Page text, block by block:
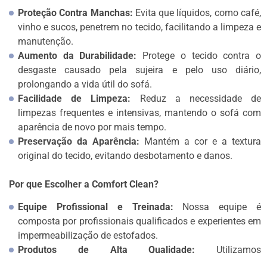
Proteção Contra Manchas: Evita que líquidos, como café,
vinho e sucos, penetrem no tecido, facilitando a limpeza e
manutenção.
Aumento da Durabilidade: Protege o tecido contra o
desgaste causado pela sujeira e pelo uso diário,
prolongando a vida útil do sofá.
Facilidade de Limpeza: Reduz a necessidade de
limpezas frequentes e intensivas, mantendo o sofá com
aparência de novo por mais tempo.
Preservação da Aparência: Mantém a cor e a textura
original do tecido, evitando desbotamento e danos.
Por que Escolher a Comfort Clean?
Equipe Profissional e Treinada: Nossa equipe é
composta por profissionais qualificados e experientes em
impermeabilização de estofados.
Produtos de Alta Qualidade: Utilizamos